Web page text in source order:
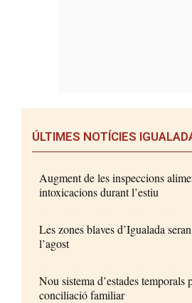
ÚLTIMES NOTÍCIES
Augment de les inspeccions
intoxicacions durant l’estiu
Les zones blaves d’Igualada
l’agost
Nou sistema d’estades temporals
conciliació familiar